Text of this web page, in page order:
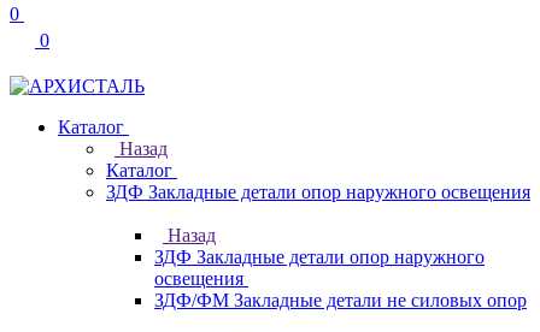
0
0
Каталог
Назад
Каталог
ЗДФ Закладные детали опор наружного освещения
Назад
ЗДФ Закладные детали опор наружного
освещения
ЗДФ/ФМ Закладные детали не силовых опор